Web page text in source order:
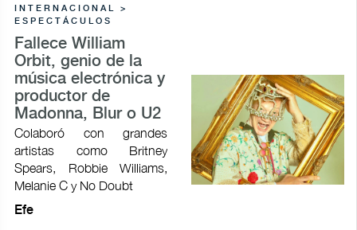
INTERNACIONAL >
ESPECTÁCULOS
Fallece William
Orbit, genio de la
música electrónica y
productor de
Madonna, Blur o U2
Colaboró con grandes
artistas como Britney
Spears, Robbie Williams,
Melanie C y No Doubt
Efe